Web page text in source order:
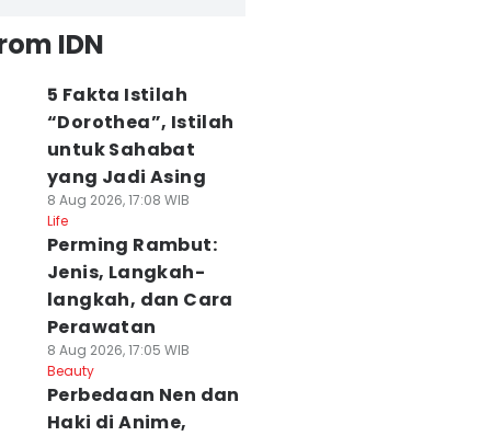
IDN
5 Fakta Istilah
“Dorothea”, Istilah
untuk Sahabat
yang Jadi Asing
8 Aug 2026, 17:08 WIB
Life
Perming Rambut:
Jenis, Langkah-
langkah, dan Cara
Perawatan
8 Aug 2026, 17:05 WIB
Beauty
Perbedaan Nen dan
Haki di Anime,